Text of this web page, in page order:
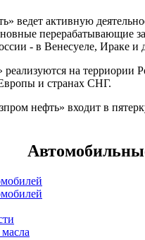
ведет активную
перерабатывающие
- в Венесуеле, Ираке и
на терриории
и странах СНГ.
нефть» входит в